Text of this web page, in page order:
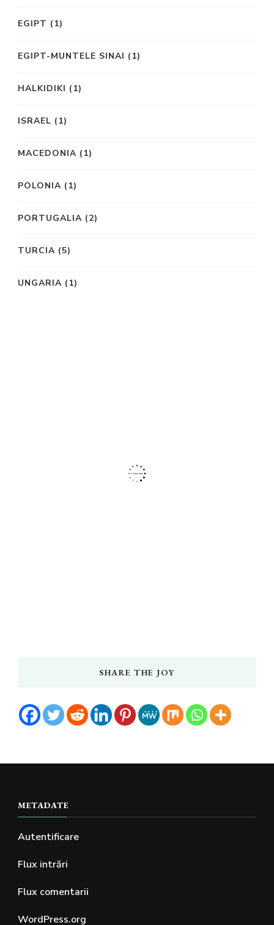
EGIPT (1)
EGIPT-MUNTELE SINAI (1)
HALKIDIKI (1)
ISRAEL (1)
MACEDONIA (1)
POLONIA (1)
PORTUGALIA (2)
TURCIA (5)
UNGARIA (1)
SHARE THE JOY
METADATE
Autentificare
Flux intrări
Flux comentarii
WordPress.org